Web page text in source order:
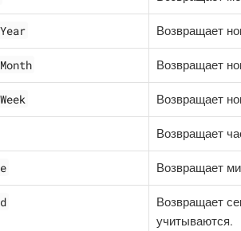
Возвращает
Возвращает
Возвращает
Возвращает
Возвращает
Возвращает
учитываются.